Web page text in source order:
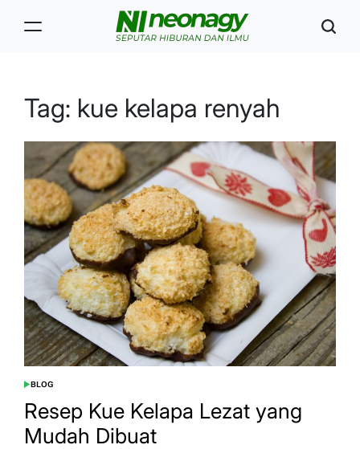
Tag: kue kelapa renyah
POSTED
BLOG
Resep Kue Kelapa Lezat yang
Mudah Dibuat